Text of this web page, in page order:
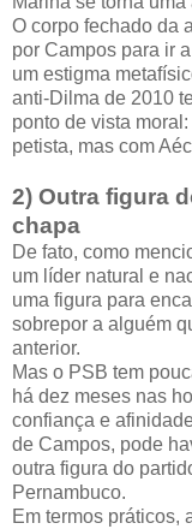
O corpo fechado da
por Campos para ir
um estigma
anti-Dilma de 2010
ponto de vista
petista, mas com
2) Outra figura
chapa
De fato, como
um líder natural e
uma figura para
sobrepor a alguém
anterior.
Mas o PSB tem
há dez meses nas
confiança e
de Campos, pode
outra figura do
Pernambuco.
Em termos práticos,